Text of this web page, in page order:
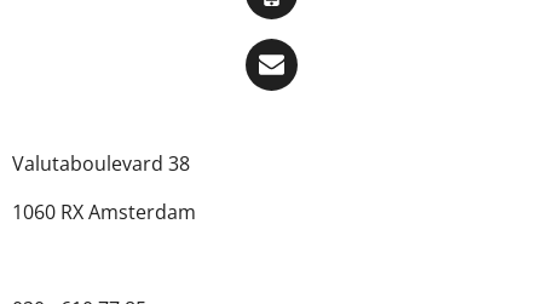
Valutaboulevard 38
1060 RX Amsterdam